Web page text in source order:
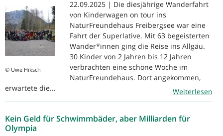
© Uwe Hiksch
22.09.2025 | Die diesjährige Wanderfahrt
von Kinderwagen on tour ins
NaturFreundehaus Freibergsee war eine
Fahrt der Superlative. Mit 63 begeisterten
Wander*innen ging die Reise ins Allgäu.
30 Kinder von 2 Jahren bis 12 Jahren
verbrachten eine schöne Woche im
NaturFreundehaus. Dort angekommen,
erwartete die...
Weiterlesen
Kein Geld für Schwimmbäder, aber Milliarden für
Olympia